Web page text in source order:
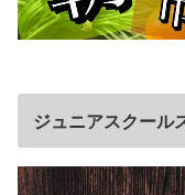
ジュニアスクール